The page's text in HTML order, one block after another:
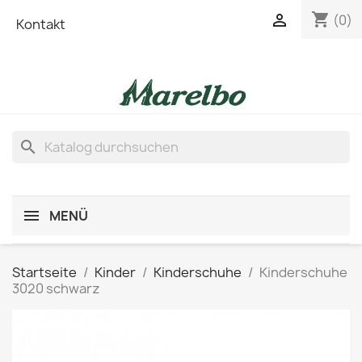
Kontakt shopping_cart (0)

search
MENÜ
Startseite Kinder Kinderschuhe
Kinderschuhe
3020 schwarz